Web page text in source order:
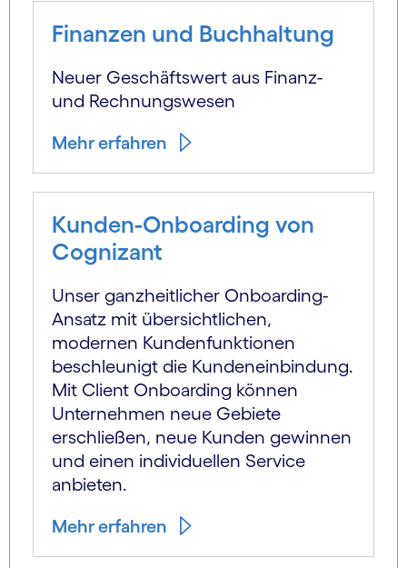
Finanzen und Buchhaltung
Neuer Geschäftswert aus Finanz-
und Rechnungswesen
Mehr erfahren
Kunden-Onboarding von
Cognizant
Unser ganzheitlicher Onboarding-
Ansatz mit übersichtlichen,
modernen Kundenfunktionen
beschleunigt die Kundeneinbindung.
Mit Client Onboarding können
Unternehmen neue Gebiete
erschließen, neue Kunden gewinnen
und einen individuellen Service
anbieten.
Mehr erfahren